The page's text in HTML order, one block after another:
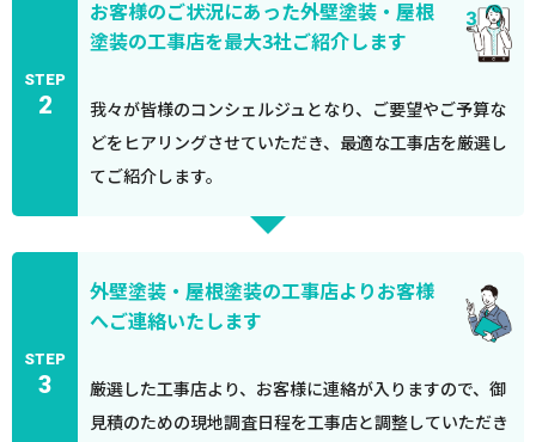
STEP
2
お客様のご状況にあった外壁塗装・屋根
塗装の工事店を最大3社ご紹介します
我々が皆様のコンシェルジュとなり、ご要望やご予算な
どをヒアリングさせていただき、最適な工事店を厳選し
てご紹介します。
STEP
3
外壁塗装・屋根塗装の工事店よりお客様
へご連絡いたします
厳選した工事店より、お客様に連絡が入りますので、御
見積のための現地調査日程を工事店と調整していただき